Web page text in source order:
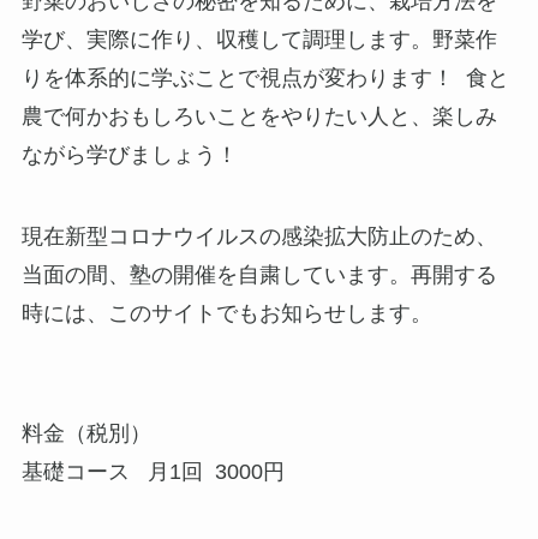
学び、実際に作り、収穫して調理します。野菜作
りを体系的に学ぶことで視点が変わります！ 食と
農で何かおもしろいことをやりたい人と、楽しみ
ながら学びましょう！
現在新型コロナウイルスの感染拡大防止のため、
当面の間、塾の開催を自粛しています。再開する
時には、このサイトでもお知らせします。
料金（税別）
基礎コース 月1回 3000円